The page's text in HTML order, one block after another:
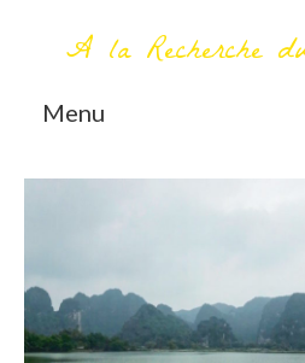
A la Recherche
Menu
TOUT COMMENCE ICI
AUTOUR DU MONDE